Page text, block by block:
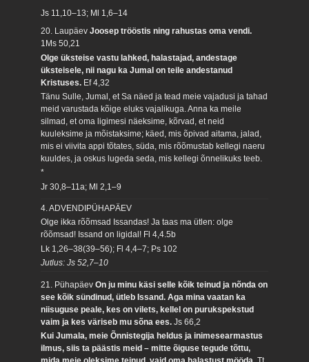
Js 11,10–13; Ml 1,6–14
20. LaupäevJoosep trööstis ning rahustas oma vendi.
1Ms 50,21
Olge üksteise vastu lahked, halastajad, andestage
üksteisele, nii nagu ka Jumal on teile andestanud
Kristuses. Ef 4,32
Tänu Sulle, Jumal, et Sa näed ja tead meie vajadusi ja tahad
meid varustada kõige eluks vajalikuga. Anna ka meile
silmad, et oma ligimesi näeksime, kõrvad, et neid
kuuleksime ja mõistaksime; käed, mis õpivad aitama, jalad,
mis ei viivita appi tõtates, süda, mis rõõmustab kellegi naeru
kuuldes, ja oskus lugeda seda, mis kellegi õnnelikuks teeb.
*
Jr 30,8–11a; Ml 2,1–9
4. ADVENDIPÜHAPÄEV
Olge ikka rõõmsad Issandas! Ja taas ma ütlen: olge
rõõmsad! Issand on ligidal! Fl 4,4.5b
Lk 1,26–38(39–56); Fl 4,4–7; Ps 102
Jutlus: Js 52,7–10
21. PühapäevOn ju minu käsi selle kõik teinud ja nõnda on
see kõik sündinud, ütleb Issand. Aga mina vaatan ka
niisuguse peale, kes on vilets, kellel on purukspekstud
vaim ja kes väriseb mu sõna ees.Js 66,2
Kui Jumala, meie Õnnistegija heldus ja inimesearmastus
ilmus, siis ta päästis meid – mitte õiguse tegude tõttu,